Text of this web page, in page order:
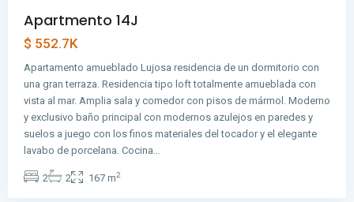
Apartmento 14J
$ 552.7K
Apartamento amueblado Lujosa residencia de un dormitorio con
una gran terraza. Residencia tipo loft totalmente amueblada con
vista al mar. Amplia sala y comedor con pisos de mármol. Moderno
y exclusivo baño principal con modernos azulejos en paredes y
suelos a juego con los finos materiales del tocador y el elegante
lavabo de porcelana. Cocina…
2 2 167 m2
Balboa
Avenida
Balboa
Ciudad
de
Panama